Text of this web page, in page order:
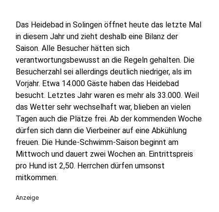
Das Heidebad in Solingen öffnet heute das letzte Mal
in diesem Jahr und zieht deshalb eine Bilanz der
Saison. Alle Besucher hätten sich
verantwortungsbewusst an die Regeln gehalten. Die
Besucherzahl sei allerdings deutlich niedriger, als im
Vorjahr. Etwa 14.000 Gäste haben das Heidebad
besucht. Letztes Jahr waren es mehr als 33.000. Weil
das Wetter sehr wechselhaft war, blieben an vielen
Tagen auch die Plätze frei. Ab der kommenden Woche
dürfen sich dann die Vierbeiner auf eine Abkühlung
freuen. Die Hunde-Schwimm-Saison beginnt am
Mittwoch und dauert zwei Wochen an. Eintrittspreis
pro Hund ist 2,50. Herrchen dürfen umsonst
mitkommen.
Anzeige